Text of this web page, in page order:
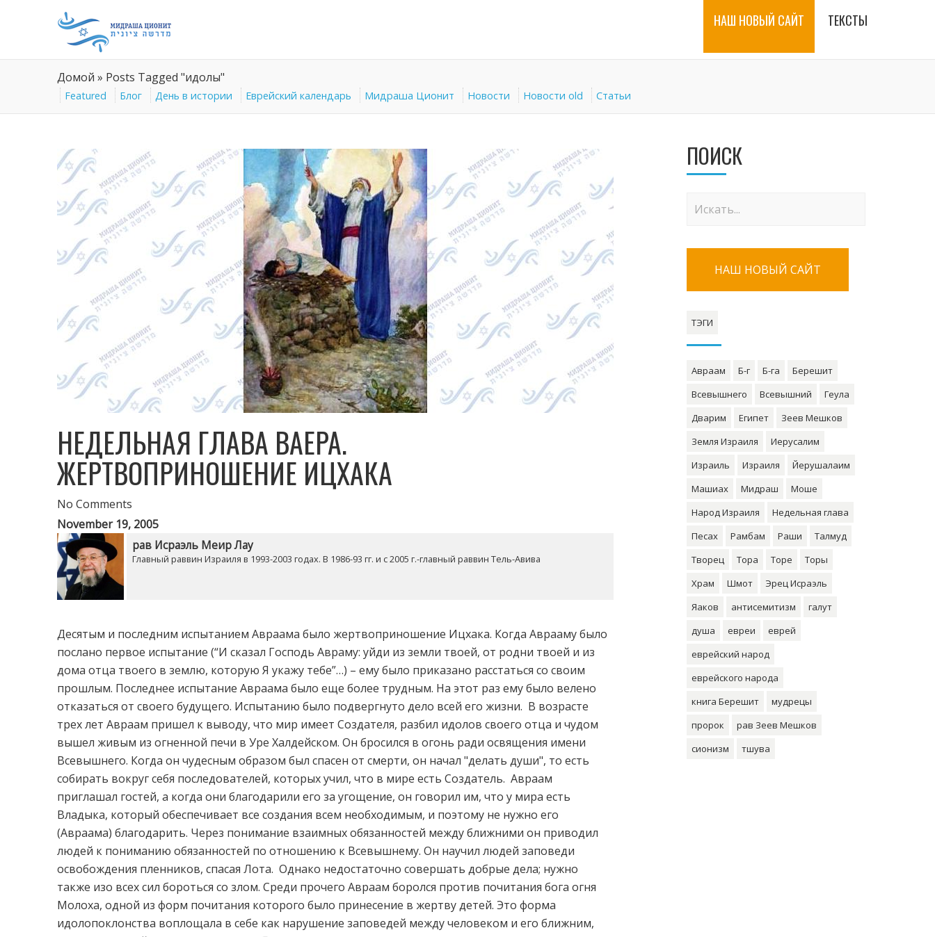
НАШ НОВЫЙ САЙТ ТЕКСТЫ
Домой » Posts Tagged "идолы"
Featured Блог День в истории Еврейский календарь Мидраша Ционит Новости Новости old Статьи
НЕДЕЛЬНАЯ ГЛАВА ВАЕРА.
ЖЕРТВОПРИНОШЕНИЕ ИЦХАКА
No Comments
November 19, 2005
рав Исраэль Меир Лау
Главный раввин Израиля в 1993-2003 годах. В 1986-93 гг. и с 2005 г.-главный раввин Тель-Авива
Десятым и последним испытанием Авраама было жертвоприношение Ицхака. Когда Аврааму было
послано первое испытание (“И сказал Господь Авраму: уйди из земли твоей, от родни твоей и из
дома отца твоего в землю, которую Я укажу тебе”…) – ему было приказано расстаться со своим
прошлым. Последнее испытание Авраама было еще более трудным. На этот раз ему было велено
отказаться от своего будущего. Испытанию было подвергнуто дело всей его жизни. В возрасте
трех лет Авраам пришел к выводу, что мир имеет Создателя, разбил идолов своего отца и чудом
вышел живым из огненной печи в Уре Халдейском. Он бросился в огонь ради освящения имени
Всевышнего. Когда он чудесным образом был спасен от смерти, он начал "делать души", то есть
собирать вокруг себя последователей, которых учил, что в мире есть Создатель. Авраам
приглашал гостей, а когда они благодарили его за угощение, он говорил им, что у мира есть
Владыка, который обеспечивает все создания всем необходимым, и поэтому не нужно его
(Авраама) благодарить. Через понимание взаимных обязанностей между ближними он приводил
людей к пониманию обязанностей по отношению к Всевышнему. Он научил людей заповеди
освобождения пленников, спасая Лота. Однако недостаточно совершать добрые дела; нужно
также изо всех сил бороться со злом. Среди прочего Авраам боролся против почитания бога огня
Молоха, одной из форм почитания которого было принесение в жертву детей. Это форма
идолопоклонства воплощала в себе как нарушение заповедей между человеком и его ближним,
ПОИСК
НАШ НОВЫЙ САЙТ
ТЭГИ
Авраам Б-г Б-га
Берешит
Всевышнего
Всевышний
Геула
Дварим
Египет
Зеев Мешков
Земля Израиля
Иерусалим
Израиль
Израиля
Йерушалаим
Машиах
Мидраш
Моше
Народ Израиля
Недельная глава
Песах
Рамбам Раши
Талмуд
Творец
Тора Торе
Торы
Храм
Шмот
Эрец Исраэль
Яаков
антисемитизм
галут
душа
евреи
еврей
еврейский народ
еврейского народа
книга Берешит
мудрецы
пророк
рав Зеев Мешков
сионизм
тшува